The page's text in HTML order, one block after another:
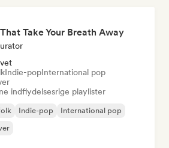
Take Your Breath Away
Indie-popInternational pop
indflydelsesrige playlister
Indie-pop
International pop